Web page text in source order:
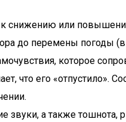
или
до перемены
которое
что его «отпустило».
а также тошнота,